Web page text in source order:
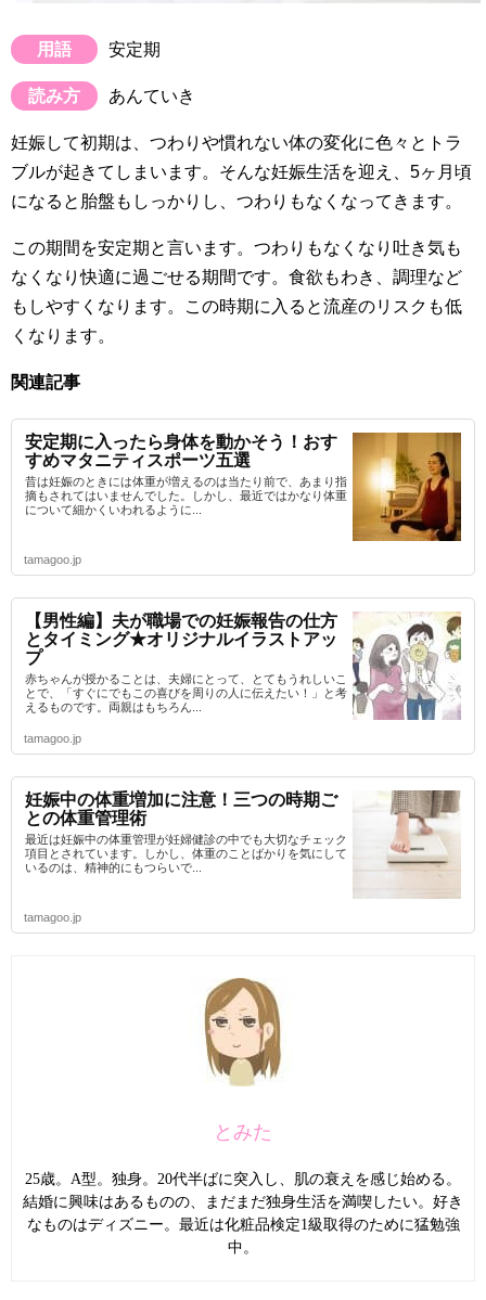
用語 安定期
読み方 あんていき
妊娠して初期は、つわりや慣れない体の変化に色々とトラ
ブルが起きてしまいます。そんな妊娠生活を迎え、5ヶ月頃
になると胎盤もしっかりし、つわりもなくなってきます。
この期間を安定期と言います。つわりもなくなり吐き気も
なくなり快適に過ごせる期間です。食欲もわき、調理など
もしやすくなります。この時期に入ると流産のリスクも低
くなります。
関連記事
安定期に入ったら身体を動かそう！おす
すめマタニティスポーツ五選
昔は妊娠のときには体重が増えるのは当たり前で、あまり指
摘もされてはいませんでした。しかし、最近ではかなり体重
について細かくいわれるように...
tamagoo.jp
【男性編】夫が職場での妊娠報告の仕方
とタイミング★オリジナルイラストアッ
プ
赤ちゃんが授かることは、夫婦にとって、とてもうれしいこ
とで、「すぐにでもこの喜びを周りの人に伝えたい！」と考
えるものです。両親はもちろん...
tamagoo.jp
妊娠中の体重増加に注意！三つの時期ご
との体重管理術
最近は妊娠中の体重管理が妊婦健診の中でも大切なチェック
項目とされています。しかし、体重のことばかりを気にして
いるのは、精神的にもつらいで...
tamagoo.jp
とみた
25歳。A型。独身。20代半ばに突入し、肌の衰えを感じ始める。
結婚に興味はあるものの、まだまだ独身生活を満喫したい。好き
なものはディズニー。最近は化粧品検定1級取得のために猛勉強
中。